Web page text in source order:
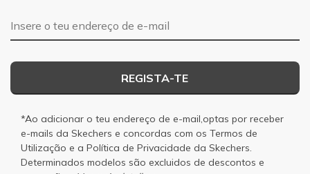
Endereço de e-mail
REGISTA-TE
*Ao adicionar o teu endereço de e-mail,optas por receber
e-mails da Skechers e concordas com os Termos de
Utilização e a Política de Privacidade da Skechers.
Determinados modelos são excluidos de descontos e